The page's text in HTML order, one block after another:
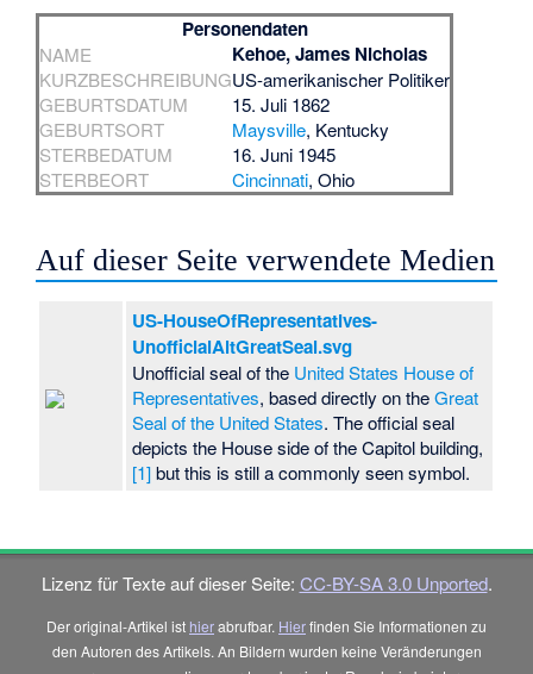
Personendaten
NAME Kehoe, James Nicholas
KURZBESCHREIBUNGUS-amerikanischer Politiker
GEBURTSDATUM
15. Juli 1862
GEBURTSORT
Maysville, Kentucky
STERBEDATUM
16. Juni 1945
STERBEORT
Cincinnati, Ohio
Auf dieser Seite verwendete Medien
US-HouseOfRepresentatives-
UnofficialAltGreatSeal.svg
Unofficial seal of the United States House of
Representatives, based directly on theGreat
Seal of the United States. The official seal
depicts the House side of the Capitol building,
[1]but this is still a commonly seen symbol.
Lizenz für Texte auf dieser Seite: CC-BY-SA 3.0 Unported.
Der original-Artikel ist hierabrufbar. Hierfinden Sie Informationen zu
den Autoren des Artikels. An Bildern wurden keine Veränderungen